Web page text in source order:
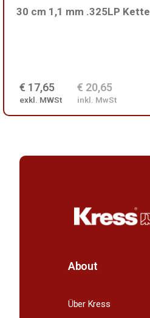
30 cm 1,1 mm .325LP Kette
€ 17,65
exkl. MWSt
€ 20,65
inkl. MwSt
About
Über Kress